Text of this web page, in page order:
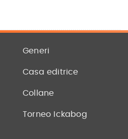
Generi
Casa editrice
Collane
Torneo Ickabog